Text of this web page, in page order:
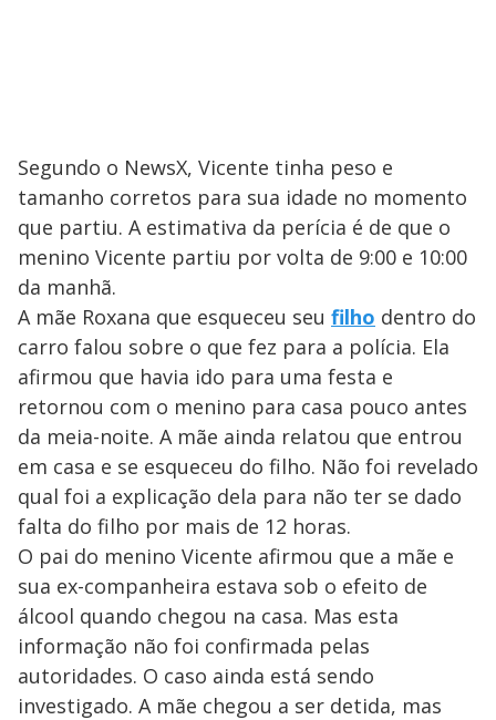
Segundo o NewsX, Vicente tinha peso e
tamanho corretos para sua idade no momento
que partiu. A estimativa da perícia é de que o
menino Vicente partiu por volta de 9:00 e 10:00
da manhã.
A mãe Roxana que esqueceu seu filho dentro do
carro falou sobre o que fez para a polícia. Ela
afirmou que havia ido para uma festa e
retornou com o menino para casa pouco antes
da meia-noite. A mãe ainda relatou que entrou
em casa e se esqueceu do filho. Não foi revelado
qual foi a explicação dela para não ter se dado
falta do filho por mais de 12 horas.
O pai do menino Vicente afirmou que a mãe e
sua ex-companheira estava sob o efeito de
álcool quando chegou na casa. Mas esta
informação não foi confirmada pelas
autoridades. O caso ainda está sendo
investigado. A mãe chegou a ser detida, mas